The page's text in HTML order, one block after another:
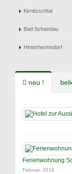
Kirnitzschtal
Bad Schandau
Hinterhermsdorf
neu !
Ferienwohnung
Februar, 2016